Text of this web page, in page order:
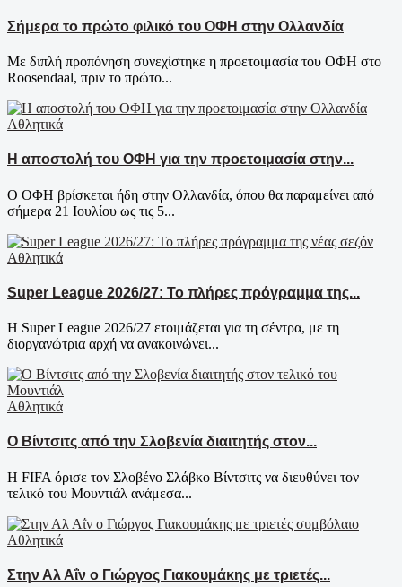
Σήμερα το πρώτο φιλικό του ΟΦΗ στην Ολλανδία
Με διπλή προπόνηση συνεχίστηκε η προετοιμασία του ΟΦΗ στο
Roosendaal, πριν το πρώτο...
Αθλητικά
Η αποστολή του ΟΦΗ για την προετοιμασία στην...
Ο ΟΦΗ βρίσκεται ήδη στην Ολλανδία, όπου θα παραμείνει από
σήμερα 21 Ιουλίου ως τις 5...
Αθλητικά
Super League 2026/27: Το πλήρες πρόγραμμα της...
Η Super League 2026/27 ετοιμάζεται για τη σέντρα, με τη
διοργανώτρια αρχή να ανακοινώνει...
Αθλητικά
Ο Βίντσιτς από την Σλοβενία διαιτητής στον...
Η FIFA όρισε τον Σλοβένο Σλάβκο Βίντσιτς να διευθύνει τον
τελικό του Μουντιάλ ανάμεσα...
Αθλητικά
Στην Αλ Αΐν ο Γιώργος Γιακουμάκης με τριετές...